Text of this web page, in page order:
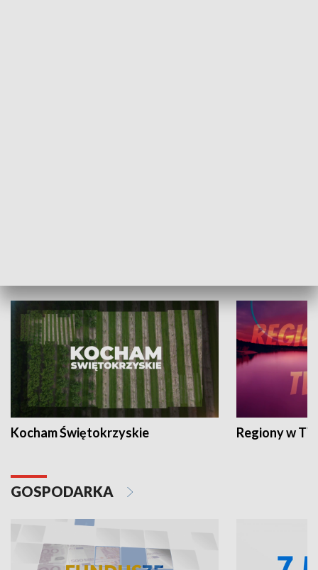
Kocham Świętokrzyskie Regiony w
GOSPODARKA